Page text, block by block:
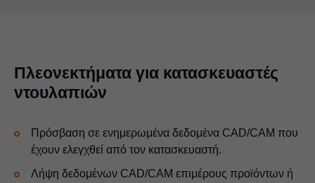
Πλεονεκτήματα για κατασκευαστές
ντουλαπιών
Πρόσβαση σε ενημερωμένα δεδομένα CAD/CAM που
έχουν ελεγχθεί από τον κατασκευαστή.
Λήψη δεδομένων CAD/CAM επιμέρους προϊόντων ή